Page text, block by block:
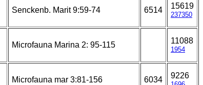
Senckenb. Marit 9:59-74 6514 15619
237350
Microfauna Marina 2: 95-115 11088
1954
Microfauna mar 3:81-156 6034 9226